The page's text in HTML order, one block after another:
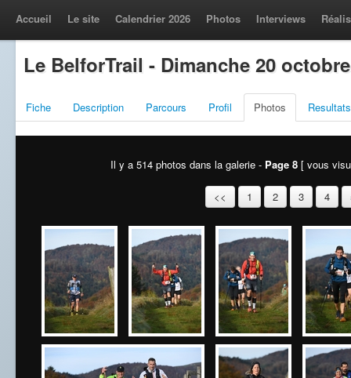
Accueil Le site Calendrier 2026 Photos Interviews
Le BelforTrail - Dimanche 20
Fiche Description Parcours Profil Photos Resultats
Il y a 514 photos dans la galerie - Page 8[ vous
<< 1 2 3 4